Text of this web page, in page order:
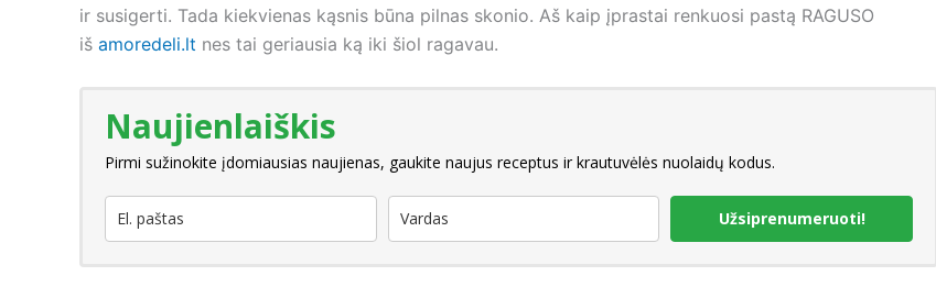
ir susigerti. Tada kiekvienas kąsnis būna pilnas skonio. Aš kaip įprastai renkuosi pastą RAGUSO
iš amoredeli.lt nes tai geriausia ką iki šiol ragavau.
Naujienlaiškis
Pirmi sužinokite įdomiausias naujienas, gaukite naujus receptus ir krautuvėlės nuolaidų kodus.
Užsiprenumeruoti!